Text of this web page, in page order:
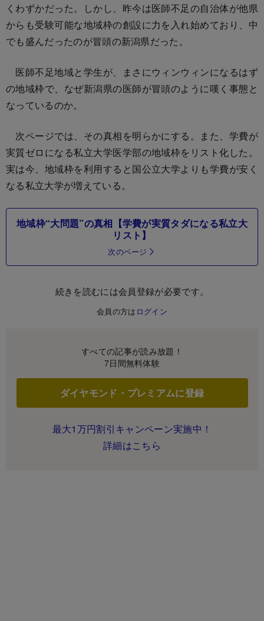
くわずかだった。しかし、昨今は医師不足の自治体が他県
からも受験可能な地域枠の創設に力を入れ始めており、中
でも盛んだったのが冒頭の新潟県だった。
医師不足地域と学生が、まさにウィンウィンになるはず
の地域枠で、なぜ新潟県の医師が冒頭のように嘆く事態と
なっているのか。
次ページでは、その真相を明らかにする。また、学費が
実質ゼロになる私立大学医学部の地域枠をリスト化した。
実は今、地域枠を利用すると国公立大学よりも学費が安く
なる私立大学が増えている。
地域枠“大問題”の真相【学費が実質タダになる私立大
リスト】
次のページ
続きを読むには会員登録が必要です。
会員の方は ログイン
すべての記事が読み放題！
7日間無料体験
ダイヤモンド・プレミアムに登録
最大1万円割引キャンペーン実施中！
詳細はこちら